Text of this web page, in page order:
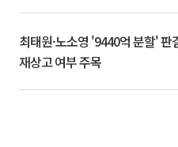
최태원·노소영 '9440억 분할' 판
재상고 여부 주목